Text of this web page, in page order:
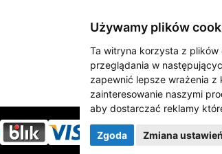
Używamy plików
Ta witryna korzysta z
przeglądania w
zapewnić lepsze wrażenia
zainteresowanie naszymi
aby dostarczać reklamy
Zgoda Zmiana ustawień